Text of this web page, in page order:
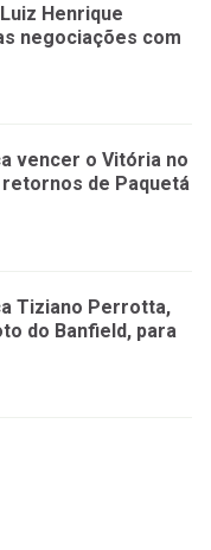
Henrique
negociações com
vencer o Vitória no
retornos de Paquetá
Tiziano Perrotta,
do Banfield, para